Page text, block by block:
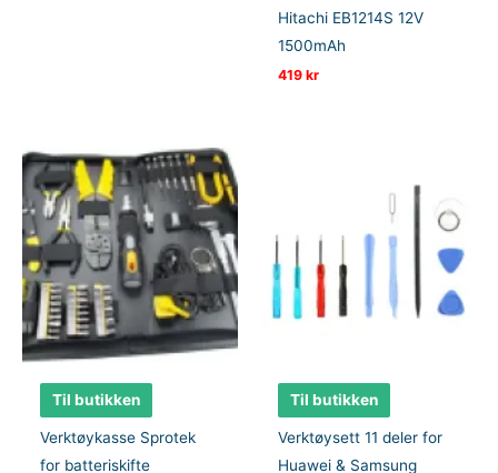
Hitachi EB1214S 12V
1500mAh
419kr
Til butikken
Verktøykasse Sprotek
for batteriskifte
Til butikken
Verktøysett 11 deler for
Huawei & Samsung